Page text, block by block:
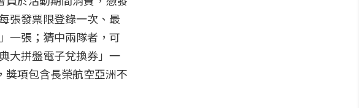
張發票限登錄一次、最
一張；猜中兩隊者，可
大拼盤電子兌換券」一
獎項包含長榮航空亞洲不